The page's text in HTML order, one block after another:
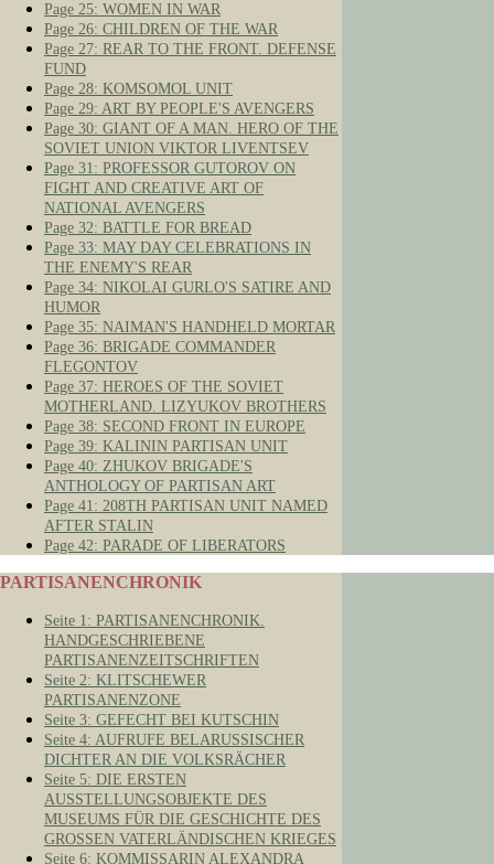
Page 25: WOMEN IN WAR
Page 26: CHILDREN OF THE WAR
Page 27: REAR TO THE FRONT. DEFENSE
FUND
Page 28: KOMSOMOL UNIT
Page 29: ART BY PEOPLE'S AVENGERS
Page 30: GIANT OF A MAN. HERO OF THE
SOVIET UNION VIKTOR LIVENTSEV
Page 31: PROFESSOR GUTOROV ON
FIGHT AND CREATIVE ART OF
NATIONAL AVENGERS
Page 32: BATTLE FOR BREAD
Page 33: MAY DAY CELEBRATIONS IN
THE ENEMY'S REAR
Page 34: NIKOLAI GURLO'S SATIRE AND
HUMOR
Page 35: NAIMAN'S HANDHELD MORTAR
Page 36: BRIGADE COMMANDER
FLEGONTOV
Page 37: HEROES OF THE SOVIET
MOTHERLAND. LIZYUKOV BROTHERS
Page 38: SECOND FRONT IN EUROPE
Page 39: KALININ PARTISAN UNIT
Page 40: ZHUKOV BRIGADE'S
ANTHOLOGY OF PARTISAN ART
Page 41: 208TH PARTISAN UNIT NAMED
AFTER STALIN
Page 42: PARADE OF LIBERATORS
PARTISANENCHRONIK
Seite 1: PARTISANENCHRONIK.
HANDGESCHRIEBENE
PARTISANENZEITSCHRIFTEN
Seite 2: KLITSCHEWER
PARTISANENZONE
Seite 3: GEFECHT BEI KUTSCHIN
Seite 4: AUFRUFE BELARUSSISCHER
DICHTER AN DIE VOLKSRÄCHER
Seite 5: DIE ERSTEN
AUSSTELLUNGSOBJEKTE DES
MUSEUMS FÜR DIE GESCHICHTE DES
GROSSEN VATERLÄNDISCHEN KRIEGES
Seite 6: KOMMISSARIN ALEXANDRA